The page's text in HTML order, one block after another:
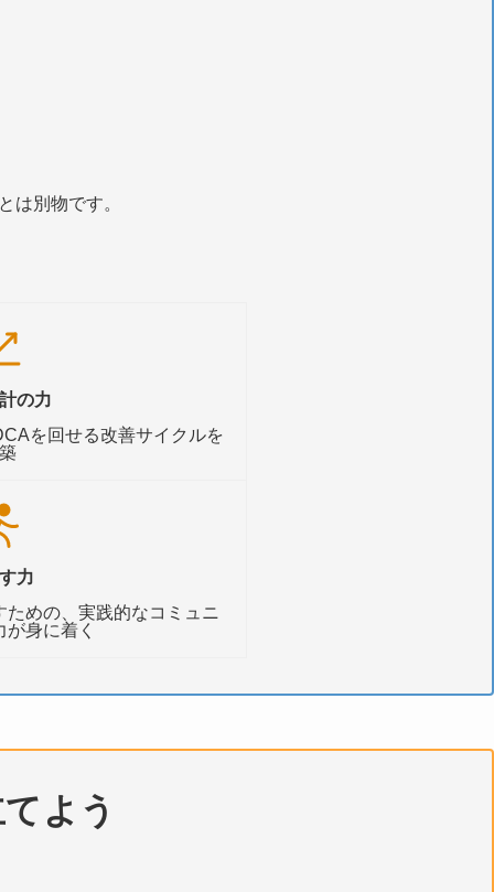
は別物です。
の力
を回せる改善サイクルを
力
めの、実践的なコミュニ
身に着く
よう